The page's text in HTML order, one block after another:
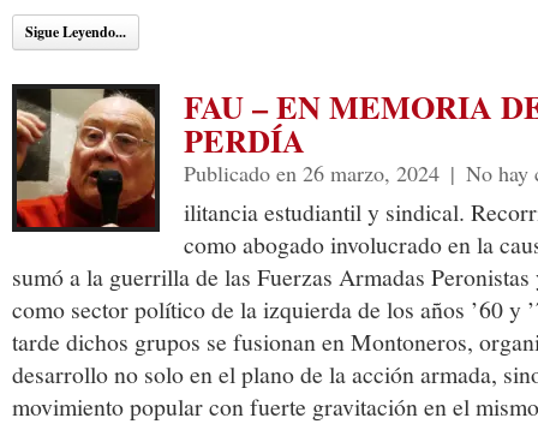
Sigue Leyendo...
FAU – EN MEMORIA
PERDÍA
Publicado en 26 marzo, 2024 | No hay
ilitancia estudiantil y sindical.
como abogado involucrado en la
sumó a la guerrilla de las Fuerzas Armadas
como sector político de la izquierda de los años ’60 y
tarde dichos grupos se fusionan en Montoneros,
desarrollo no solo en el plano de la acción armada,
movimiento popular con fuerte gravitación en el